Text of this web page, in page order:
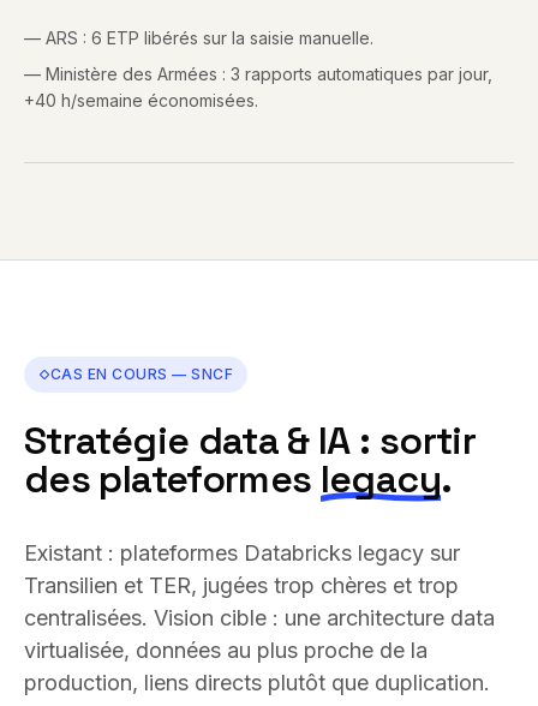
— ARS : 6 ETP libérés sur la saisie manuelle.
— Ministère des Armées : 3 rapports automatiques par jour,
+40 h/semaine économisées.
CAS EN COURS — SNCF
Stratégie data & IA : sortir
des plateformes legacy.
Existant : plateformes Databricks legacy sur
Transilien et TER, jugées trop chères et trop
centralisées. Vision cible : une architecture data
virtualisée, données au plus proche de la
production, liens directs plutôt que duplication.